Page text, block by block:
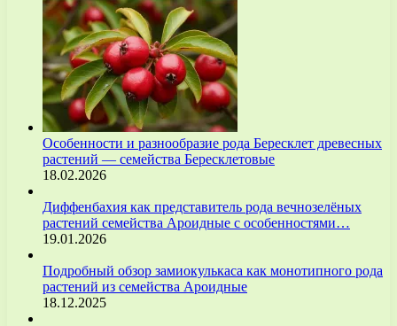
Особенности и разнообразие рода Бересклет древесных
растений — семейства Бересклетовые
18.02.2026
Диффенбахия как представитель рода вечнозелёных
растений семейства Ароидные с особенностями…
19.01.2026
Подробный обзор замиокулькаса как монотипного рода
растений из семейства Ароидные
18.12.2025